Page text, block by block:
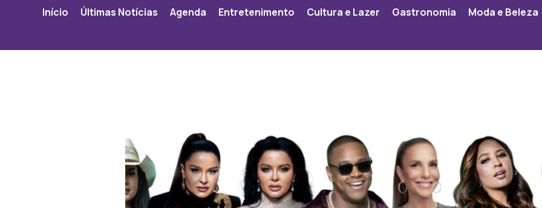
Início Últimas Notícias Agenda Entretenimento Cultura e Lazer Gastronomia Moda e Beleza